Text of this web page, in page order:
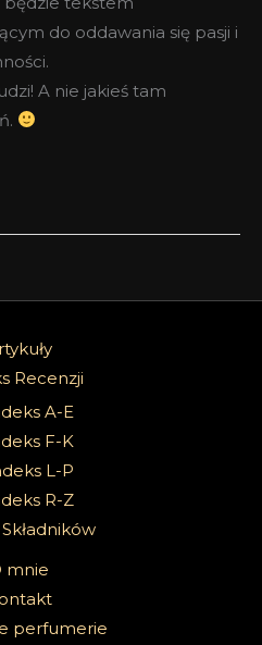
do oddawania się pasji i
A nie jakieś tam
Recenzji
A-E
F-K
L-P
R-Z
mnie
perfumerie